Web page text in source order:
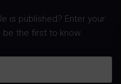
is published? Enter your
the first to know.